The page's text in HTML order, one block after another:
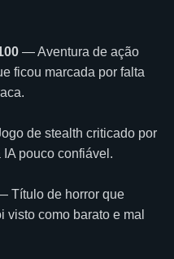
— Aventura de ação
ficou marcada por falta
de stealth criticado por
pouco confiável.
Título de horror que
visto como barato e mal